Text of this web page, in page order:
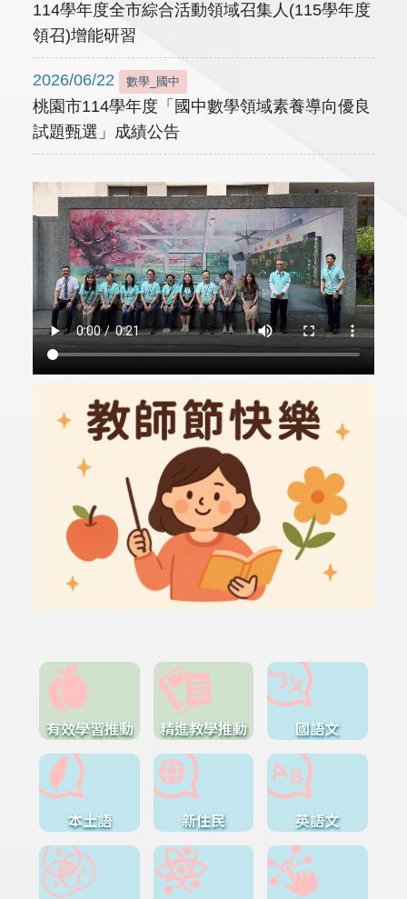
114學年度全市綜合活動領域召集人(115學年度
領召)增能研習
2026/06/22 數學_國中
桃園市114學年度「國中數學領域素養導向優良
試題甄選」成績公告
有效學習推動 精進教學推動 國語文
本土語 新住民 英語文